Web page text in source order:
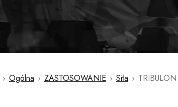
› Ogólna › ZASTOSOWANIE › Siła ›